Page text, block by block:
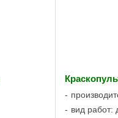
вид работ: